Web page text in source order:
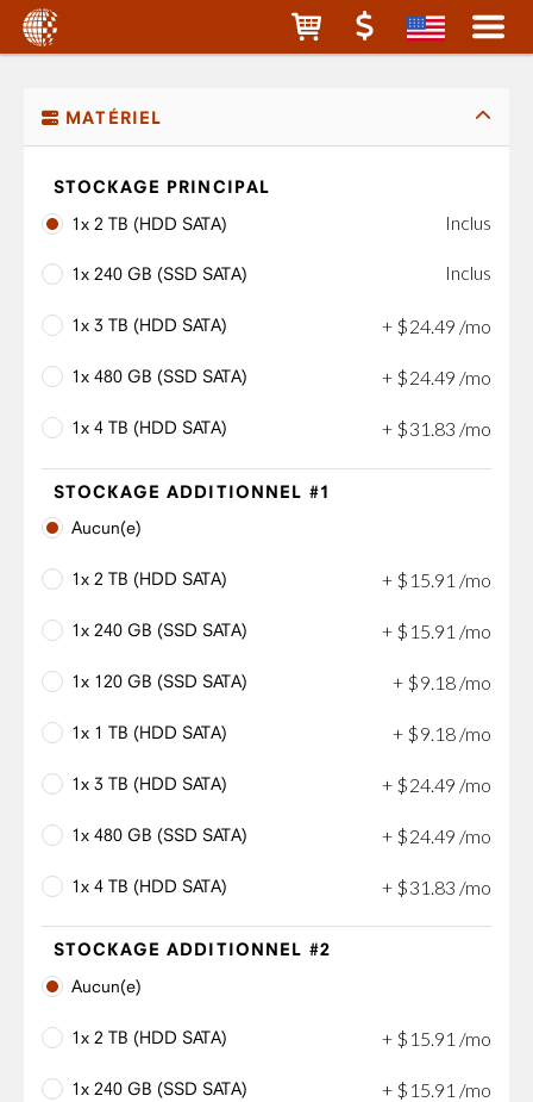
MATÉRIEL
STOCKAGE PRINCIPAL
1x 2 TB (HDD SATA)
Inclus
1x 240 GB (SSD SATA) Inclus
1x 3 TB (HDD SATA) + $24.49 /mo
1x 480 GB (SSD SATA) + $24.49 /mo
1x 4 TB (HDD SATA) + $31 .83 /mo
STOCKAGE ADDITIONNEL #1
Aucun(e)
1x 2 TB (HDD SATA) + $ 15.91 /mo
1x 240 GB (SSD SATA) + $ 15.91 /mo
1x 120 GB (SSD SATA) + $9.18 /mo
1x 1 TB (HDD SATA) + $9.18 /mo
1x 3 TB (HDD SATA) + $2449 /mo
1x 480 GB (SSD SATA) + $2449 /mo
1x 4 TB (HDD SATA) + $31 83 /mo
STOCKAGE ADDITIONNEL #2
Aucun(e)
1x 2 TB (HDD SATA) + $ 15 91 /mo
1x 240 GB (SSD SATA) + $ 15 91 /mo